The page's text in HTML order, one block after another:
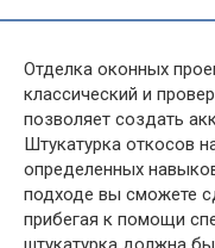
Отделка оконных
классический и
позволяет создать
Штукатурка откосов
определенных
подходе вы сможете
прибегая к помощи